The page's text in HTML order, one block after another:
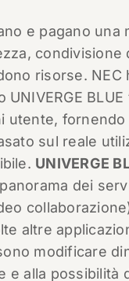
e pagano
condivisione
risorse.
utente,
sul reale
UNIVERGE
dei
altre
modificare
e alla possibilità